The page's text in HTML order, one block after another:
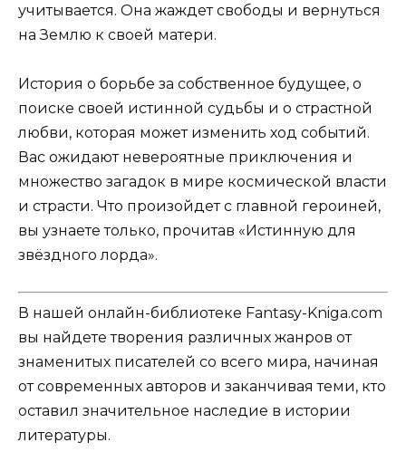
учитывается. Она жаждет свободы и вернуться
на Землю к своей матери.
История о борьбе за собственное будущее, о
поиске своей истинной судьбы и о страстной
любви, которая может изменить ход событий.
Вас ожидают невероятные приключения и
множество загадок в мире космической власти
и страсти. Что произойдет с главной героиней,
вы узнаете только, прочитав «Истинную для
звёздного лорда».
В нашей онлайн-библиотеке Fantasy-Kniga.com
вы найдете творения различных жанров от
знаменитых писателей со всего мира, начиная
от современных авторов и заканчивая теми, кто
оставил значительное наследие в истории
литературы.